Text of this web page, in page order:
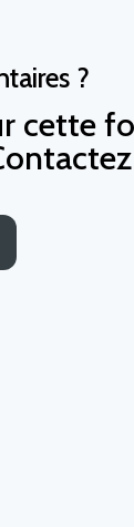
?
cette